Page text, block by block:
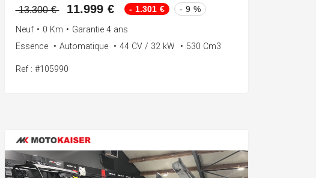
13.300 € 11.999 € - 1.301 € - 9 %
Neuf • 0 Km • Garantie 4 ans
Essence
• Automatique • 44 CV / 32 kW • 530 Cm3
Ref : #105990